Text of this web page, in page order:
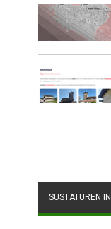
SUSTATUREN